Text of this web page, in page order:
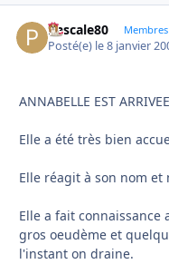
Pascale80
Posté(e) le 8 janvier
ANNABELLE EST
Elle a été très bien
Elle réagit à son nom
Elle a fait connaissance
gros oeudème et
l'instant on draine.